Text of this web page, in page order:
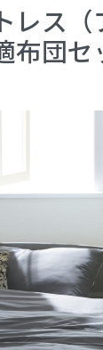
レス（
布団セ